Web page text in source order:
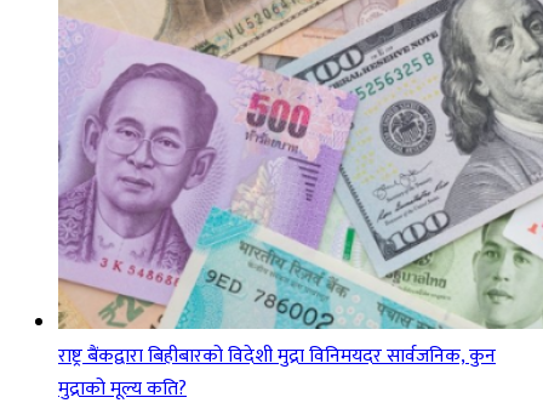
राष्ट्र बैंकद्वारा बिहीबारको विदेशी मुद्रा विनिमयदर सार्वजनिक, कुन
मुद्राको मूल्य कति?